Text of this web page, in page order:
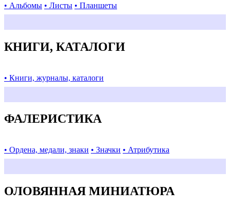
• Альбомы • Листы • Планшеты
КНИГИ, КАТАЛОГИ
• Книги, журналы, каталоги
ФАЛЕРИСТИКА
• Ордена, медали, знаки • Значки • Атрибутика
ОЛОВЯННАЯ МИНИАТЮРА